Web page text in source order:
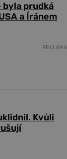
byla prudká
a Íránem
REKLAMA
Kvůli